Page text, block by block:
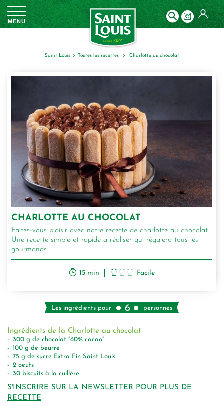
MENU
Saint Louis toutes les recettes charlotte au chocolat
CHARLOTTE AU CHOCOLAT
Faites-vous plaisir avec notre recette de charlotte au chocolat.
Une recette simple et rapide à réaliser qui régalera tous les
gourmands !
15 min Facile
Les ingrédients pour 6 personnes
Ingrédients de la Charlotte au chocolat
300 g de chocolat "60% cacao"
100 g de beurre
75 g de sucre Extra Fin Saint Louis
2 oeufs
30 biscuits à la cuillère
S'INSCRIRE SUR LA NEWSLETTER POUR PLUS DE
RECETTE
Panneau de gestion des cookies